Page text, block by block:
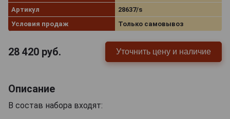
Артикул
28637/s
Условия продаж
Только самовывоз
28 420 руб. Уточнить цену и наличие
Описание
В состав набора входят: